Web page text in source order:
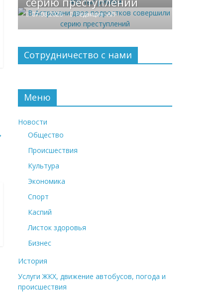
07.08.2026 Редакция -АЛ-
Сотрудничество с нами
Меню
Новости
Общество
Происшествия
Культура
Экономика
Спорт
Каспий
Листок здоровья
Бизнес
История
Услуги ЖКХ, движение автобусов, погода и
происшествия